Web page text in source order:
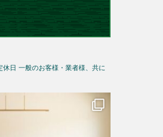
休日 一般のお客様・業者様、共に